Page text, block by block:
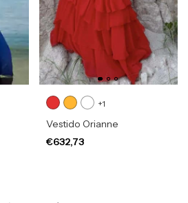
+1
Vestido Orianne
€632,73